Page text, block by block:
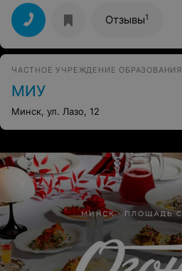
Отзывы1
ЧАСТНОЕ УЧРЕЖДЕНИЕ ОБРАЗОВАНИЯ
МИУ
Минск, ул. Лазо, 12